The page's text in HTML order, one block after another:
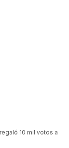
10 mil votos a